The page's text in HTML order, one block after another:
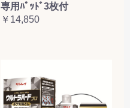
専用ﾊﾟｯﾄﾞ3枚付
￥14,850